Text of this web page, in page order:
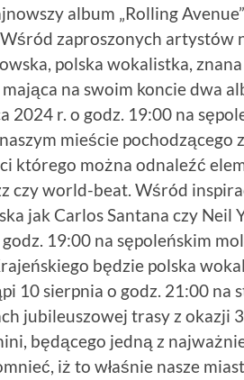
album „Rolling
zaproszonych artystów
polska wokalistka,
na swoim koncie dwa
2024 r. o godz. 19:00 na
mieście pochodzącego z
którego można odnaleźć
czy world-beat. Wśród
jak Carlos Santana czy Neil
19:00 na sępoleńskim
będzie polska
10 sierpnia o godz. 21:00 na
jubileuszowej trasy z okazji
będącego jedną z
iż to właśnie nasze